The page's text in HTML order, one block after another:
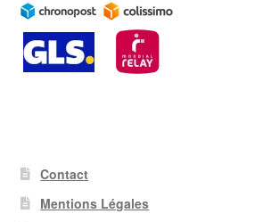
Contact
Mentions Légales